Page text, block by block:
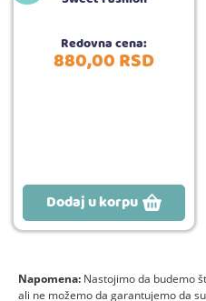
Redovna cena:
880,00RSD
Dodaj u korpu
Napomena: Nastojimo da budemo
ali ne možemo da garantujemo da